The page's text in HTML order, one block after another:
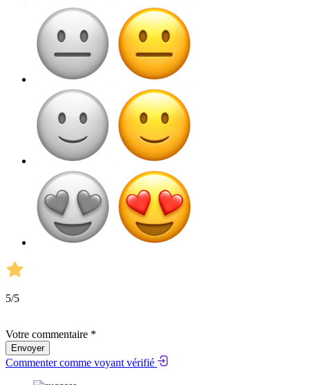
5/5
Votre commentaire *
Envoyer
Commenter comme voyant vérifié